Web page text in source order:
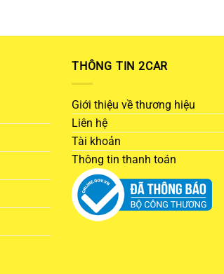
THÔNG TIN 2CAR
Giới thiệu về thương hiệu
Liên hệ
Tài khoản
Thông tin thanh toán